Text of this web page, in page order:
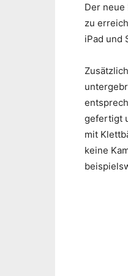
Der neue
zu
iPad und
gefertigt
mit
keine